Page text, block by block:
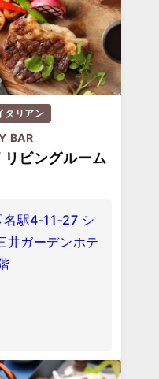
タリアン
BAR
ビングルーム
駅4‐11‐27 シ
井ガーデンホテ